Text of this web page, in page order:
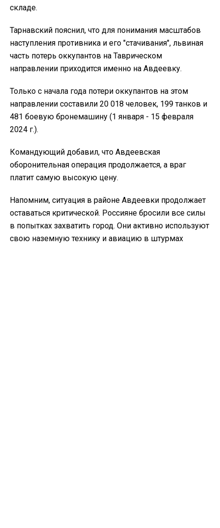
складе.
Тарнавский пояснил, что для понимания масштабов
наступления противника и его "стачивания", львиная
часть потерь оккупантов на Таврическом
направлении приходится именно на Авдеевку.
Только с начала года потери оккупантов на этом
направлении составили 20 018 человек, 199 танков и
481 боевую бронемашину (1 января - 15 февраля
2024 г.).
Командующий добавил, что Авдеевская
оборонительная операция продолжается, а враг
платит самую высокую цену.
Напомним, ситуация в районе Авдеевки продолжает
оставаться критической. Россияне бросили все силы
в попытках захватить город. Они активно используют
свою наземную технику и авиацию в штурмах